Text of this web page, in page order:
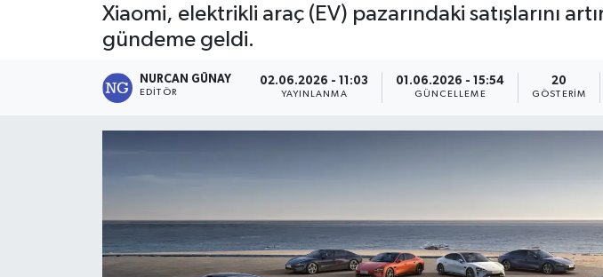
Xiaomi, elektrikli araç (EV) pazarındaki satışlarını
gündeme geldi.
NURCAN GÜNAY
EDITÖR
02.06.2026 - 11:03
YAYINLANMA
01.06.2026 - 15:54
GÜNCELLEME
20
GÖSTERIM
Çavdarhisar
Domaniç
Son Dakika Haberleri
Haber Arşivi